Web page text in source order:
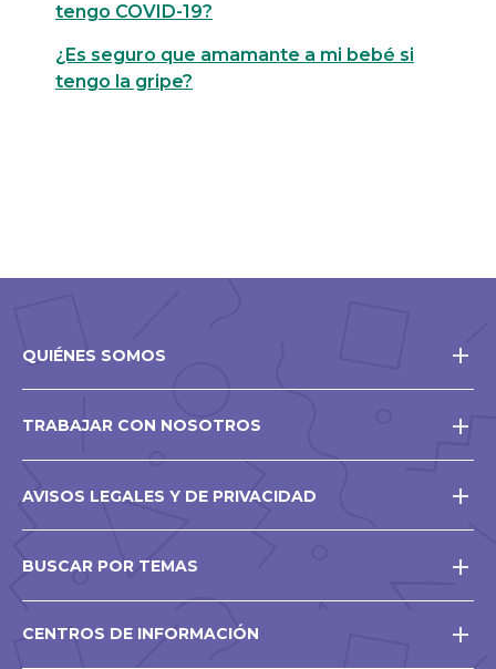
tengo COVID-19?
¿Es seguro que amamante a mi bebé si
tengo la gripe?
QUIÉNES SOMOS
TRABAJAR CON NOSOTROS
AVISOS LEGALES Y DE PRIVACIDAD
BUSCAR POR TEMAS
CENTROS DE INFORMACIÓN